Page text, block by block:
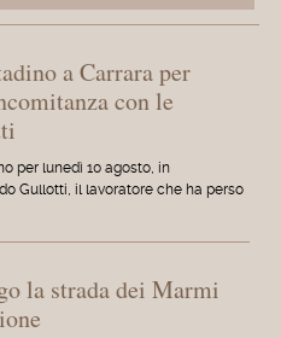
a Carrara per
con le
per lunedì 10 agosto, in
Gullotti, il lavoratore che ha perso
la strada dei Marmi